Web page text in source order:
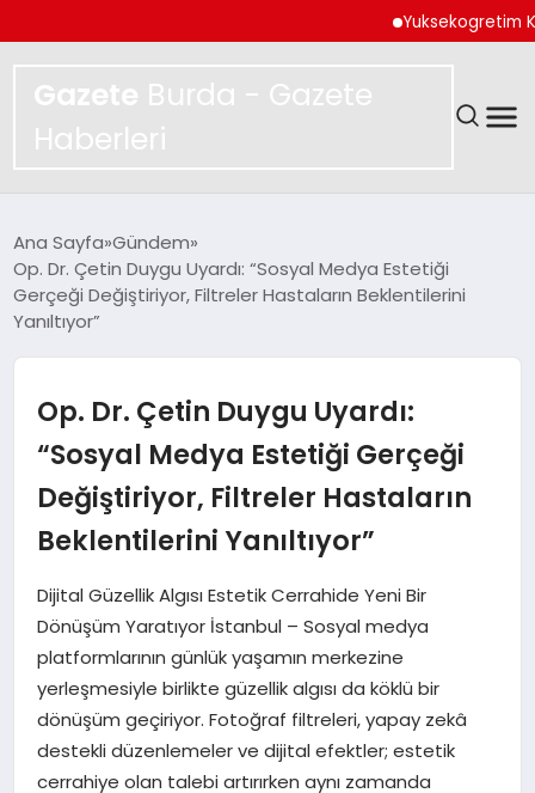
Yuksekogretim
Gazete Burda - Gazete
Haberleri
SPOR
YAŞAM
EKONOMI
TEKNOLOJI
SAĞLIK
EĞITIM
DÜNYA
SIYASET
Ana Sayfa Gündem
Op. Dr. Çetin Duygu Uyardı: “Sosyal Medya Estetiği
Gerçeği Değiştiriyor, Filtreler Hastaların Beklentilerini
Yanıltıyor”
Op. Dr. Çetin Duygu Uyardı:
“Sosyal Medya Estetiği Gerçeği
Değiştiriyor, Filtreler Hastaların
Beklentilerini Yanıltıyor”
Dijital Güzellik Algısı Estetik Cerrahide Yeni Bir
Dönüşüm Yaratıyor İstanbul – Sosyal medya
platformlarının günlük yaşamın merkezine
yerleşmesiyle birlikte güzellik algısı da köklü bir
dönüşüm geçiriyor. Fotoğraf filtreleri, yapay zekâ
destekli düzenlemeler ve dijital efektler; estetik
cerrahiye olan talebi artırırken aynı zamanda